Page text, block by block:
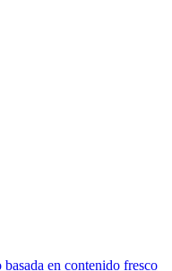
en contenido fresco